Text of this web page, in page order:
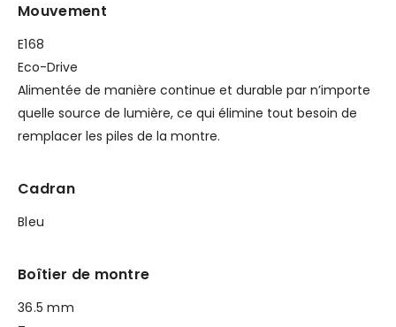
Mouvement
E168
Eco-Drive
Alimentée de manière continue et durable par n’importe
quelle source de lumière, ce qui élimine tout besoin de
remplacer les piles de la montre.
Cadran
Bleu
Boîtier de montre
36.5 mm